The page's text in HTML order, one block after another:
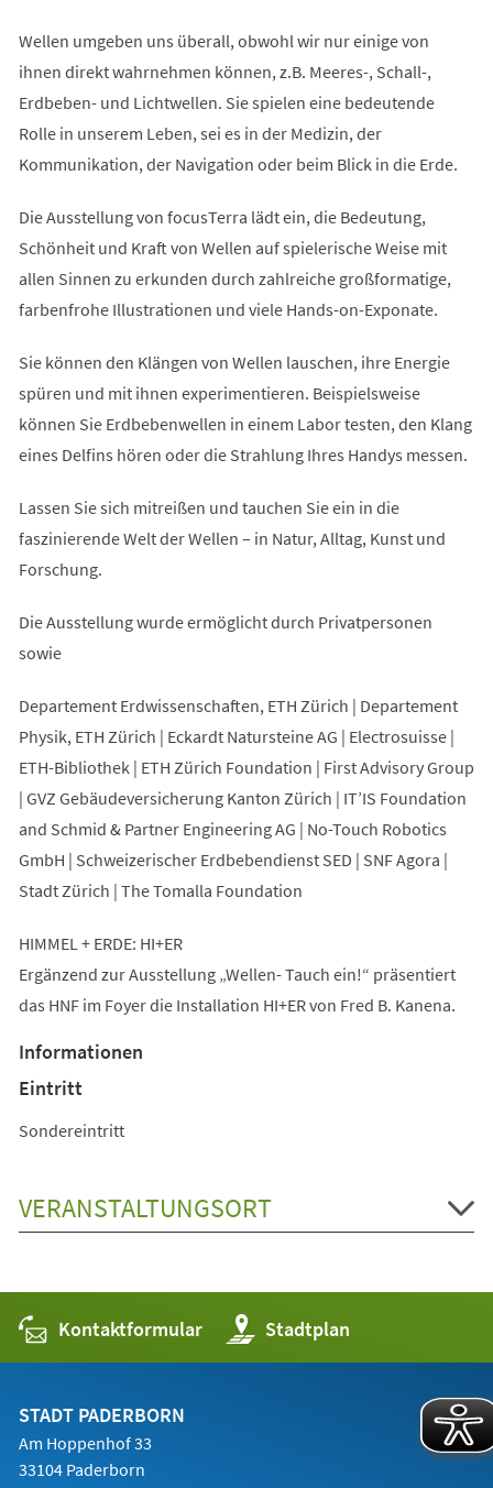
Wellen umgeben uns überall, obwohl wir nur einige von
ihnen direkt wahrnehmen können, z.B. Meeres-, Schall-,
Erdbeben- und Lichtwellen. Sie spielen eine bedeutende
Rolle in unserem Leben, sei es in der Medizin, der
Kommunikation, der Navigation oder beim Blick in die Erde.
Die Ausstellung von focusTerra lädt ein, die Bedeutung,
Schönheit und Kraft von Wellen auf spielerische Weise mit
allen Sinnen zu erkunden durch zahlreiche großformatige,
farbenfrohe Illustrationen und viele Hands-on-Exponate.
Sie können den Klängen von Wellen lauschen, ihre Energie
spüren und mit ihnen experimentieren. Beispielsweise
können Sie Erdbebenwellen in einem Labor testen, den Klang
eines Delfins hören oder die Strahlung Ihres Handys messen.
Lassen Sie sich mitreißen und tauchen Sie ein in die
faszinierende Welt der Wellen – in Natur, Alltag, Kunst und
Forschung.
Die Ausstellung wurde ermöglicht durch Privatpersonen
sowie
Departement Erdwissenschaften, ETH Zürich | Departement
Physik, ETH Zürich | Eckardt Natursteine AG | Electrosuisse |
ETH-Bibliothek | ETH Zürich Foundation | First Advisory Group
| GVZ Gebäudeversicherung Kanton Zürich | IT’IS Foundation
and Schmid & Partner Engineering AG | No-Touch Robotics
GmbH | Schweizerischer Erdbebendienst SED | SNF Agora |
Stadt Zürich | The Tomalla Foundation
HIMMEL + ERDE: HI+ER
Ergänzend zur Ausstellung „Wellen- Tauch ein!“ präsentiert
das HNF im Foyer die Installation HI+ER von Fred B. Kanena.
Informationen
Eintritt
Sondereintritt
VERANSTALTUNGSORT
Kontaktformular Stadtplan
(Öffnet
in
einem
STADT PADERBORN
Am Hoppenhof 33
33104 Paderborn